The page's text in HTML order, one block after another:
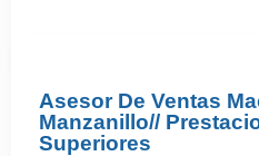
Asesor De Ventas
Manzanillo//
Superiores